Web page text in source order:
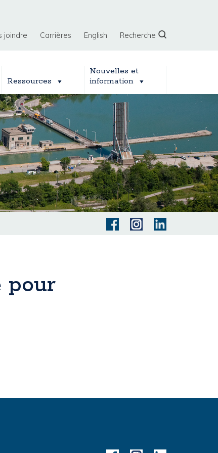
joindre Carrières English Recherche
Ressources
Nouvelles et
information
pour